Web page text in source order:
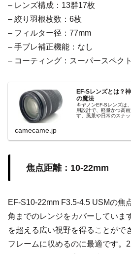
– レンズ構成：13群17枚
– 絞り羽根枚数：6枚
– フィルター径：77mm
– 手ブレ補正機能：なし
– コーティング：スーパースペク
EF-Sレンズとは？
の魔法
キヤノンEF-Sレンズは
用設計で、軽量かつ高
す。風景や日常のスナ
く愛用されています。
ち、APS-Cカメラの性
を魔法のように捉えま
camecame.jp
焦点距離：10-22mm
EF-S10-22mm F3.5-4.5 USMの焦
角までのレンジをカバーしていま
を超える広い視野を得ることがで
フレームに収めるのに最適です。